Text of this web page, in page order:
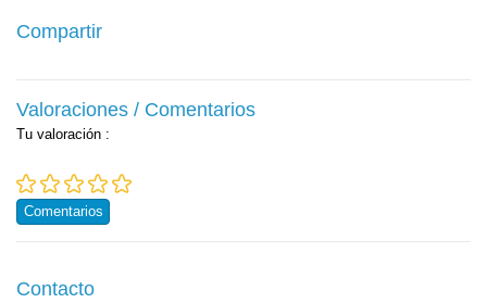
Compartir
Valoraciones / Comentarios
Tu valoración :
Comentarios
Contacto